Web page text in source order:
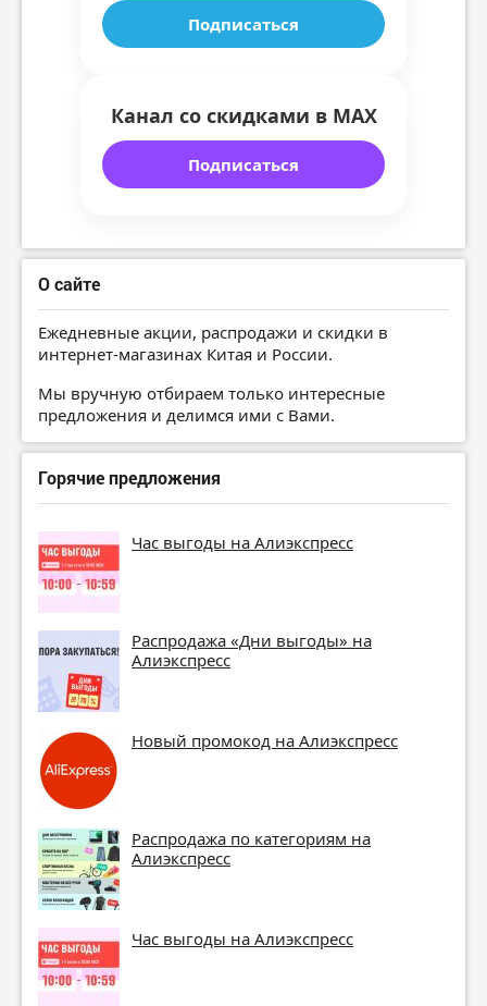
Подписаться
Канал со скидками в MAX
Подписаться
О сайте
Ежедневные акции, распродажи и скидки в
интернет-магазинах Китая и России.
Мы вручную отбираем только интересные
предложения и делимся ими с Вами.
Горячие предложения
Час выгоды на Алиэкспресс
Распродажа «Дни выгоды» на
Алиэкспресс
Новый промокод на Алиэкспресс
Распродажа по категориям на
Алиэкспресс
Час выгоды на Алиэкспресс